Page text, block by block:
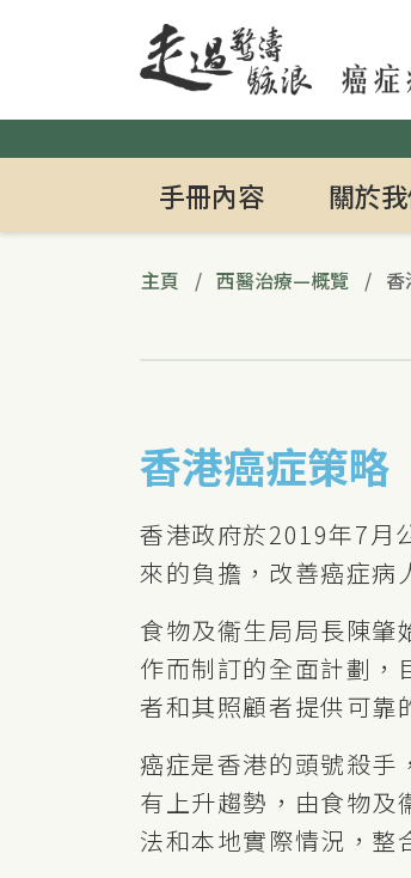
Search_btn
手冊內容 關於
主頁 西醫治療—概覽 香
香港癌症策略
香港政府於2019年7月
來的負擔，改善癌症病
食物及衞生局局長陳肇
作而制訂的全面計劃，
者和其照顧者提供可靠
癌症是香港的頭號殺手
有上升趨勢，由食物及
法和本地實際情況，整